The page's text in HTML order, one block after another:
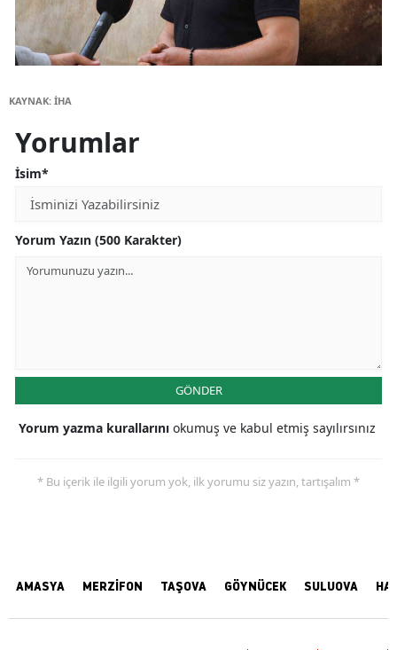
KAYNAK: İHA
Yorumlar
İsim*
Yorum Yazın (500 Karakter)
GÖNDER
Yorum yazma kurallarını okumuş ve kabul etmiş sayılırsınız
* Bu içerik ile ilgili yorum yok, ilk yorumu siz yazın, tartışalım *
AMASYA MERZİFON TAŞOVA GÖYNÜCEK SULUOVA